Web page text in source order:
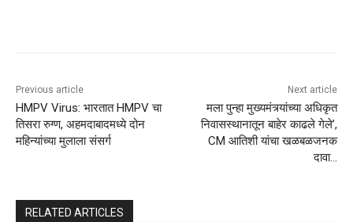
Previous article
HMPV Virus: भारतात HMPV चा
तिसरा रुग्ण, अहमदाबादमध्ये दोन
महिन्यांच्या मुलाला संसर्ग
Next article
मला पुन्हा मुख्यमंत्र्यांच्या अधिकृत
निवासस्थानातून बाहेर काढले गेले’,
CM आतिशी यांचा खळबळजनक
दावा…
RELATED ARTICLES